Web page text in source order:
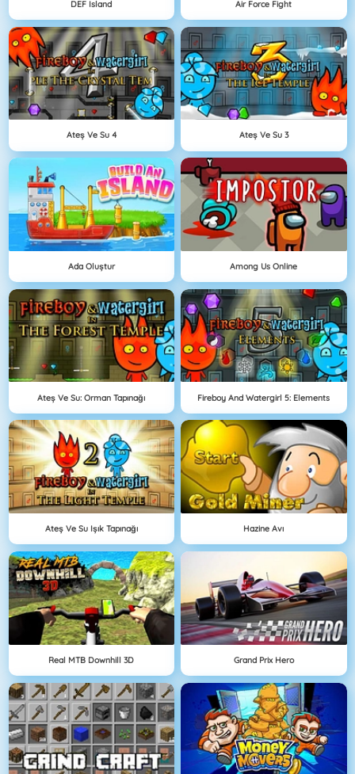
DEF Island Air Force Fight
Ateş Ve Su 4 Ateş Ve Su 3
Ada Oluştur Among Us Online
Ateş Ve Su: Orman Tapınağı Fireboy And Watergirl 5: Elements
Ateş Ve Su Işık Tapınağı Hazine Avı
Real MTB Downhill 3D Grand Prix Hero